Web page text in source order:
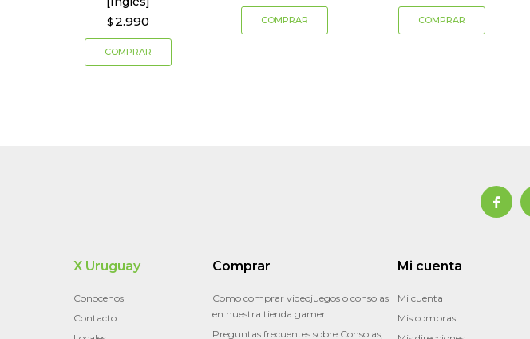
$ 2.990

X Uruguay
Conocenos
Contacto
Comprar
Como comprar videojuegos o consolas
en nuestra tienda gamer.
Preguntas frecuentes sobre Consolas,
Mi cuenta
Mi cuenta
Mis compras